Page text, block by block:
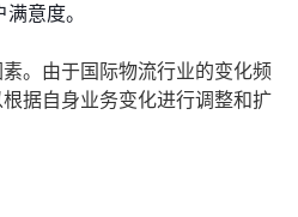
意度。
。由于国际物流行业的变化频
据自身业务变化进行调整和扩